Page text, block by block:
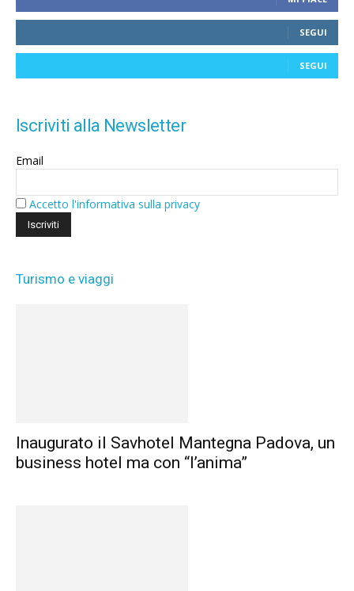
SEGUI
SEGUI
Iscriviti alla Newsletter
Email
Accetto l'informativa sulla privacy
Turismo e viaggi
Inaugurato il Savhotel Mantegna Padova, un
business hotel ma con “l’anima”